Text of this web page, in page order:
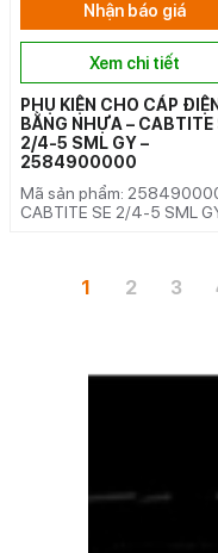
Nhận báo giá
Xem chi tiết
PHỤ KIỆN CHO CÁP ĐIỆN
BẰNG NHỰA – CABTITE
2/4-5 SML GY –
2584900000
Mã sản phẩm:
CABTITE SE 2/4-5 SML
1 2 3